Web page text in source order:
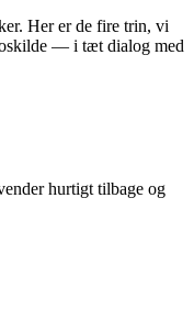
Her er de fire trin, vi
— i tæt dialog med
hurtigt tilbage og